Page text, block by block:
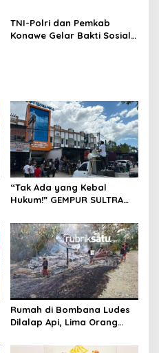
TNI-Polri dan Pemkab
Konawe Gelar Bakti Sosial
“Tak Ada yang Kebal
Hukum!” GEMPUR SULTRA
Tanawali dan PT
Tadisangka, Siap Kuasai
Lahan Puuwatu
Rumah di Bombana Ludes
Dilalap Api, Lima Orang
Dunia